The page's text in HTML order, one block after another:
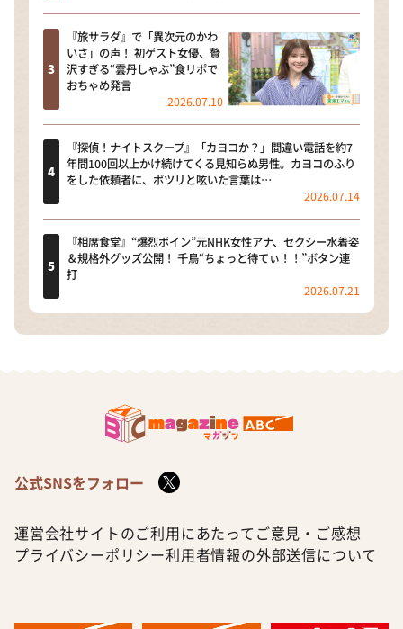
『旅サラダ』で「異次元のかわ
いさ」の声！ 初ゲスト女優、贅
沢すぎる“雲丹しゃぶ”食リポで
おちゃめ発言
2026.07.10
『探偵！ナイトスクープ』「カヨコか？」間違い電話を約7
年間100回以上かけ続けてくる見知らぬ男性。カヨコのふり
をした依頼者に、ポツリと呟いた言葉は…
2026.07.14
『相席食堂』“爆烈ボイン”元NHK女性アナ、セクシー水着姿
＆規格外グッズ公開！ 千鳥“ちょっと待てぃ！！”ボタン連
打
2026.07.21
公式SNSをフォロー
運営会社サイトのご利用にあたって ご意見・ご感想
プライバシーポリシー利用者情報の外部送信について